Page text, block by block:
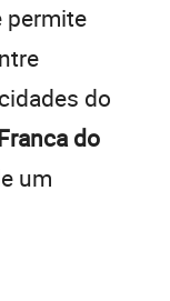
permite
do
do
um